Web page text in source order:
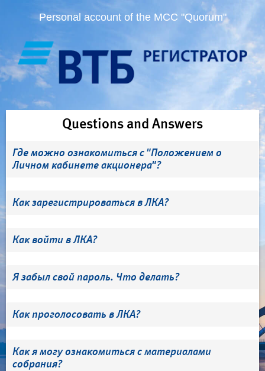
Personal account of the MCC "Quorum"
Questions and Answers
Где можно ознакомиться с "Положением о
Личном кабинете акционера"?
Как зарегистрироваться в ЛКА?
Как войти в ЛКА?
Я забыл свой пароль. Что делать?
Как проголосовать в ЛКА?
Как я могу ознакомиться с материалами
собрания?